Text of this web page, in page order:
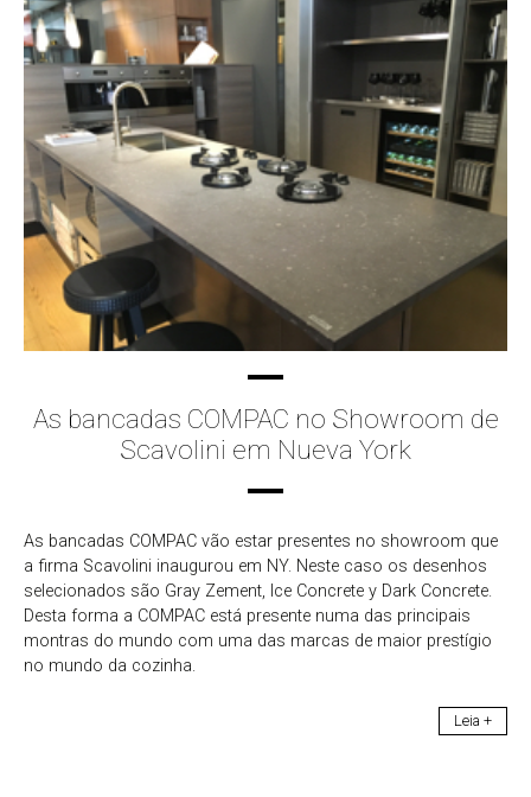
As bancadas COMPAC no Showroom de
Scavolini em Nueva York
As bancadas COMPAC vão estar presentes no showroom que
a firma Scavolini inaugurou em NY. Neste caso os desenhos
selecionados são Gray Zement, Ice Concrete y Dark Concrete.
Desta forma a COMPAC está presente numa das principais
montras do mundo com uma das marcas de maior prestígio
no mundo da cozinha.
Leia +